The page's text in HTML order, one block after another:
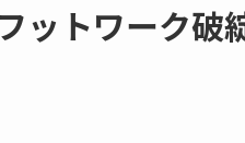
ットワーク破